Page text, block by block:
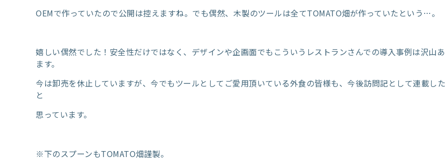
OEMで作っていたので公開は控えますね。でも偶然、木製のツールは全てTOMATO畑が作っていたという…。
嬉しい偶然でした！安全性だけではなく、デザインや企画面でもこういうレストランさんでの導入事例は沢山
ます。
今は卸売を休止していますが、今でもツールとしてご愛用頂いている外食の皆様も、今後訪問記として連載し
と
思っています。
※下のスプーンもTOMATO畑謹製。